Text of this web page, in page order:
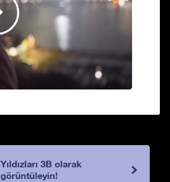
Yıldızları 3B olarak
görüntüleyin!